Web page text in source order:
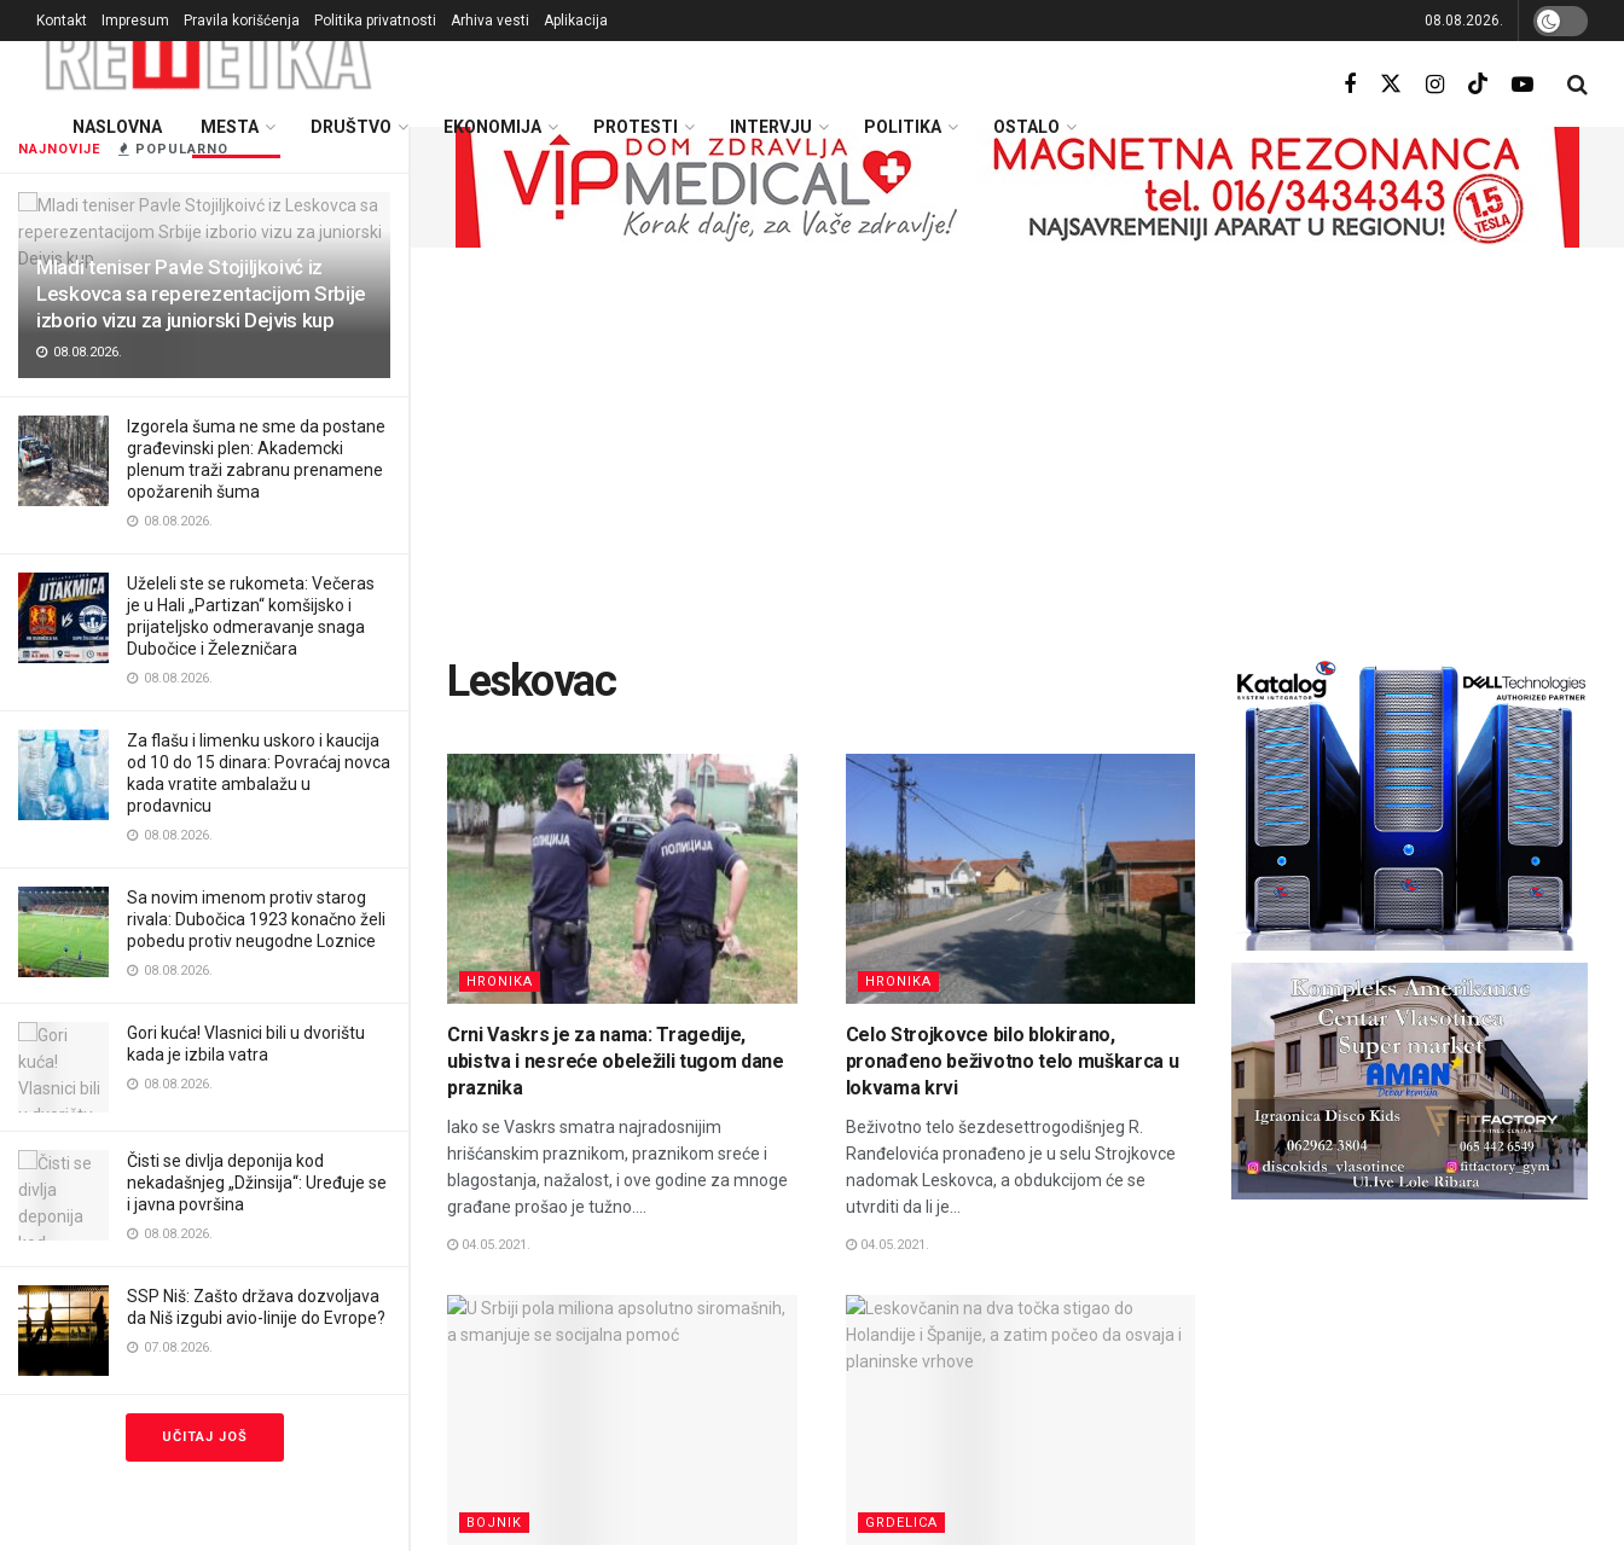
NAJNOVIJE POPULARNO
Mladi teniser Pavle Stojiljkoivć iz
Leskovca sa reperezentacijom Srbije
izborio vizu za juniorski Dejvis kup
08.08.2026.
Izgorela šuma ne sme da postane
građevinski plen: Akademcki
plenum traži zabranu prenamene
opožarenih šuma
08.08.2026.
Uželeli ste se rukometa: Večeras
je u Hali „Partizan“ komšijsko i
prijateljsko odmeravanje snaga
Dubočice i Železničara
08.08.2026.
Za flašu i limenku uskoro i kaucija
od 10 do 15 dinara: Povraćaj novca
kada vratite ambalažu u
prodavnicu
08.08.2026.
Sa novim imenom protiv starog
rivala: Dubočica 1923 konačno želi
pobedu protiv neugodne Loznice
08.08.2026.
Gori kuća! Vlasnici bili u dvorištu
kada je izbila vatra
08.08.2026.
Čisti se divlja deponija kod
nekadašnjeg „Džinsija“: Uređuje se
i javna površina
08.08.2026.
SSP Niš: Zašto država dozvoljava
da Niš izgubi avio-linije do Evrope?
07.08.2026.
UČITAJ JOŠ
Kontakt Impresum Pravila korišćenja Politika privatnosti Arhiva vesti Aplikacija 08.08.2026.
NASLOVNA MESTA DRUŠTVO EKONOMIJA PROTESTI INTERVJU POLITIKA OSTALO
Leskovac
HRONIKA
Crni Vaskrs je za nama: Tragedije,
ubistva i nesreće obeležili tugom dane
praznika
Iako se Vaskrs smatra najradosnijim
hrišćanskim praznikom, praznikom sreće i
blagostanja, nažalost, i ove godine za mnoge
građane prošao je tužno....
04.05.2021.
HRONIKA
Celo Strojkovce bilo blokirano,
pronađeno beživotno telo muškarca u
lokvama krvi
Beživotno telo šezdesettrogodišnjeg R.
Ranđelovića pronađeno je u selu Strojkovce
nadomak Leskovca, a obdukcijom će se
utvrditi da li je...
04.05.2021.
BOJNIK GRDELICA